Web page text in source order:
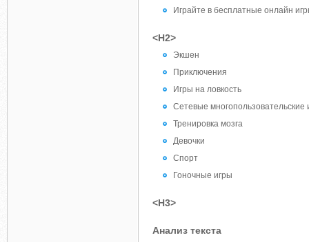
Играйте в бесплатные онлайн
<H2>
Экшен
Приключения
Игры на ловкость
Сетевые многопользовательские
Тренировка мозга
Девочки
Спорт
Гоночные игры
<H3>
Анализ текста